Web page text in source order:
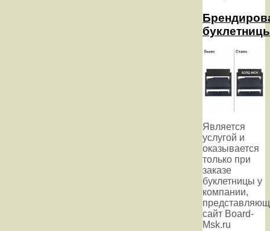
Является
услугой и
оказывается
только при
заказе
буклетницы у
компании,
сайт Board-
Msk.ru